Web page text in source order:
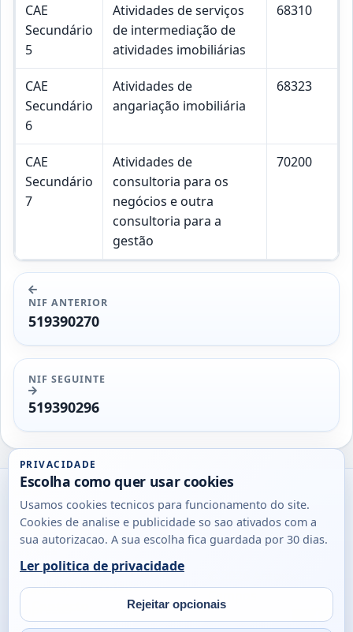
CAE
Secundário
5
Atividades de serviços
de intermediação de
atividades imobiliárias
68310
CAE
Secundário
6
Atividades de
angariação imobiliária
68323
CAE
Secundário
7
Atividades de
consultoria para os
negócios e outra
consultoria para a
gestão
70200
NIF ANTERIOR
519390270
NIF SEGUINTE
519390296
Utils
DB
Consultas
para
cidadaos,
SobrePrivacidade
Campos
Email
PRIVACIDADE
Escolha como quer usar cookies
Usamos cookies tecnicos para funcionamento do site.
Cookies de analise e publicidade so sao ativados com a
sua autorizacao. A sua escolha fica guardada por 30 dias.
Ler politica de privacidade
Rejeitar opcionais